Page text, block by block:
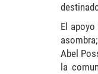
El
Abel
la